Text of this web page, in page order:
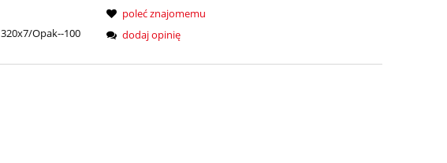
320x7/Opak--100
poleć znajomemu
dodaj opinię